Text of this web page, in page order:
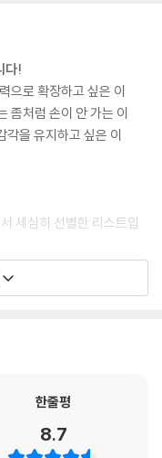
지 다채로운 중화권 드라
다!
으로 확장하고 싶은 이
좀처럼 손이 안 가는 이
각을 유지하고 싶은 이
세심히 선별한 리스트입
션 다양한 장르의 작품을
한줄평
8.7